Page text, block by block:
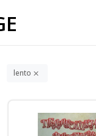
lento